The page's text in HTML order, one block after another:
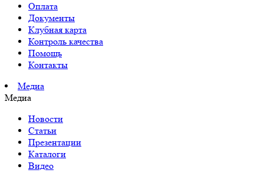
Оплата
Документы
Клубная карта
Контроль качества
Помощь
Контакты
Медиа
Медиа
Новости
Статьи
Презентации
Каталоги
Видео